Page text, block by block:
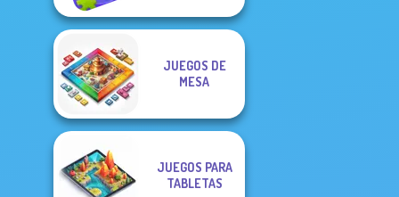
JUEGOS DE
MESA
JUEGOS PARA
TABLETAS